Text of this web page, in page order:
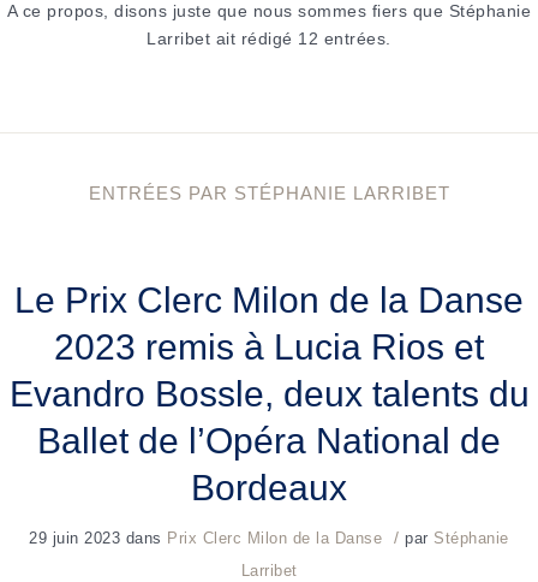
A ce propos, disons juste que nous sommes fiers que Stéphanie
Larribet ait rédigé 12 entrées.
ENTRÉES PAR STÉPHANIE LARRIBET
Le Prix Clerc Milon de la Danse
2023 remis à Lucia Rios et
Evandro Bossle, deux talents du
Ballet de l’Opéra National de
Bordeaux
29 juin 2023 dans Prix Clerc Milon de la Danse / par Stéphanie
Larribet